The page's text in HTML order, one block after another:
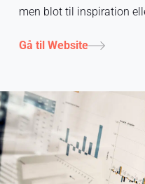
men blot til inspiration
Gå til Website